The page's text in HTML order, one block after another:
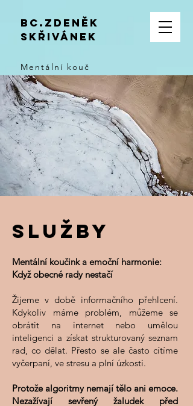
Bc.zdeněk
skřivánek
Mentální kouč
služby
Mentální koučink a emoční harmonie:
Když obecné rady nestačí
Žijeme v době informačního přehlcení.
Kdykoliv máme problém, můžeme se
obrátit na internet nebo umělou
inteligenci a získat strukturovaný seznam
rad, co dělat. Přesto se ale často cítíme
vyčerpaní, ve stresu a plní úzkosti.
Protože algoritmy nemají tělo ani emoce.
Nezažívají sevřený žaludek před